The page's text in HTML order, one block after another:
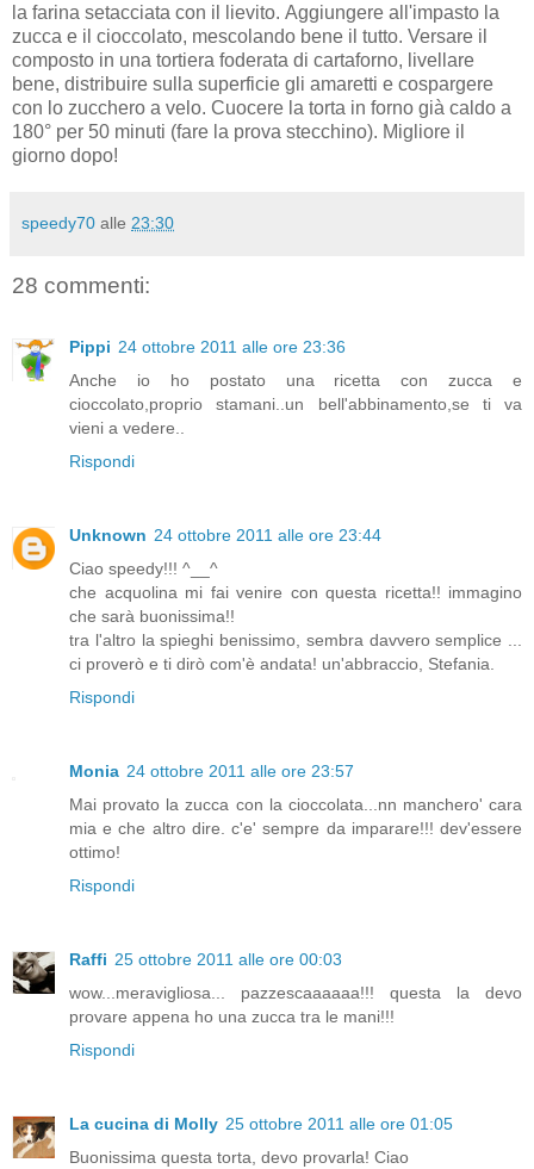
la farina setacciata con il lievito. Aggiungere all'impasto la
zucca e il cioccolato, mescolando bene il tutto. Versare il
composto in una tortiera foderata di cartaforno, livellare
bene, distribuire sulla superficie gli amaretti e cospargere
con lo zucchero a velo. Cuocere la torta in forno già caldo a
180° per 50 minuti (fare la prova stecchino). Migliore il
giorno dopo!
speedy70 alle 23:30
28 commenti:
Pippi 24 ottobre 2011 alle ore 23:36
Anche io ho postato una ricetta con zucca e
cioccolato,proprio stamani..un bell'abbinamento,se ti va
vieni a vedere..
Rispondi
Unknown 24 ottobre 2011 alle ore 23:44
Ciao speedy!!! ^__^
che acquolina mi fai venire con questa ricetta!! immagino
che sarà buonissima!!
tra l'altro la spieghi benissimo, sembra davvero semplice ...
ci proverò e ti dirò com'è andata! un'abbraccio, Stefania.
Rispondi
Monia 24 ottobre 2011 alle ore 23:57
Mai provato la zucca con la cioccolata...nn manchero' cara
mia e che altro dire. c'e' sempre da imparare!!! dev'essere
ottimo!
Rispondi
Raffi 25 ottobre 2011 alle ore 00:03
wow...meravigliosa... pazzescaaaaaa!!! questa la devo
provare appena ho una zucca tra le mani!!!
Rispondi
La cucina di Molly 25 ottobre 2011 alle ore 01:05
Buonissima questa torta, devo provarla! Ciao